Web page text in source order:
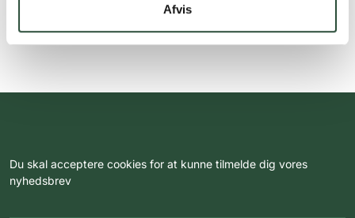
Afvis
Du skal acceptere cookies for at kunne tilmelde dig vores
nyhedsbrev